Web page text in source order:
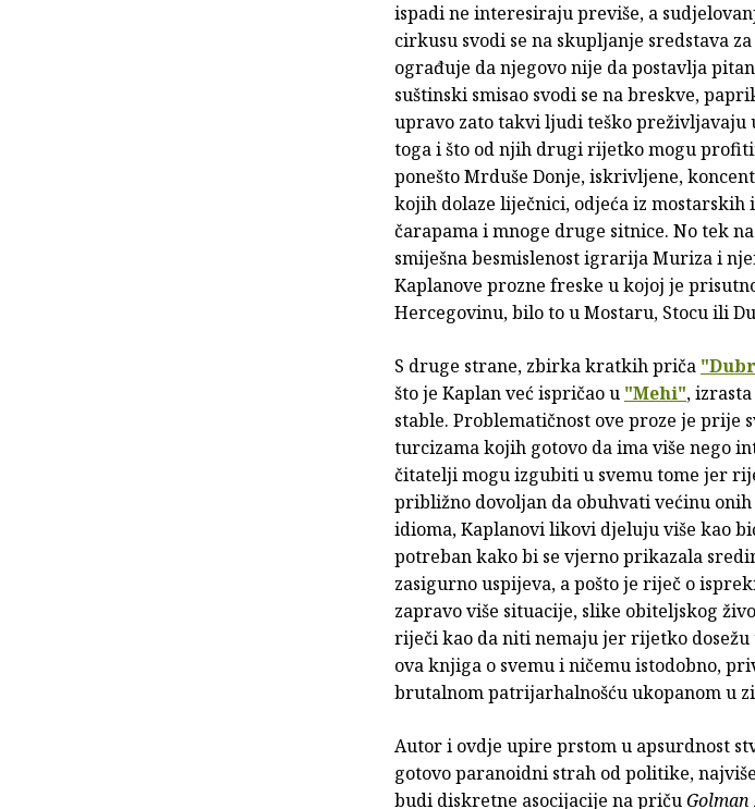
ispadi ne interesiraju previše, a
cirkusu svodi se na skupljanje sredstava
ograđuje da njegovo nije da postavlja
suštinski smisao svodi se na breskve,
upravo zato takvi ljudi teško preživljavaju
toga i što od njih drugi rijetko mogu
ponešto Mrduše Donje, iskrivljene,
kojih dolaze liječnici, odjeća iz
čarapama i mnoge druge sitnice. No tek
smiješna besmislenost igrarija Muriza i
Kaplanove prozne freske u kojoj je
Hercegovinu, bilo to u Mostaru, Stocu ili
S druge strane, zbirka kratkih priča
što je Kaplan već ispričao u "Mehi",
stable. Problematičnost ove proze je prije
turcizama kojih gotovo da ima više nego
čitatelji mogu izgubiti u svemu tome jer
približno dovoljan da obuhvati većinu
idioma, Kaplanovi likovi djeluju više kao
potreban kako bi se vjerno prikazala
zasigurno uspijeva, a pošto je riječ o
zapravo više situacije, slike obiteljskog
riječi kao da niti nemaju jer rijetko
ova knjiga o svemu i ničemu istodobno,
brutalnom patrijarhalnošću ukopanom u
Autor i ovdje upire prstom u apsurdnost
gotovo paranoidni strah od politike,
budi diskretne asocijacije na pričuGolman